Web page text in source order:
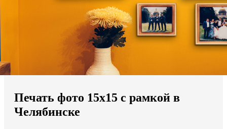
Мы доставляем по всему миру
Продолжить без города
Печать фото 15х15 с рамкой в
Челябинске